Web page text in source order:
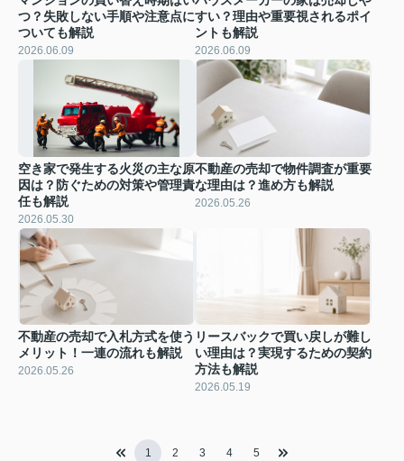
つ？失敗しない手順や注意点に
ついても解説
2026.06.09
すい？理由や重要視されるポイ
ントも解説
2026.06.09
空き家で発生する火災の主な原
因は？防ぐための対策や管理責
任も解説
2026.05.30
不動産の売却で物件調査が重要
な理由は？進め方も解説
2026.05.26
不動産の売却で入札方式を使う
メリット！一連の流れも解説
2026.05.26
リースバックで買い戻しが難し
い理由は？実現するための契約
方法も解説
2026.05.19
1 2 3 4 5